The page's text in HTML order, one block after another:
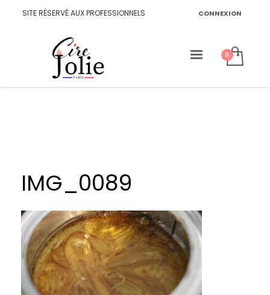
SITE RÉSERVÉ AUX PROFESSIONNELS CONNEXION
IMG_0089